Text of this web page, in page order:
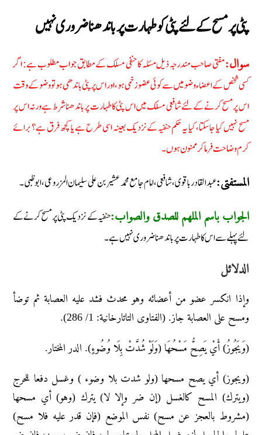
پٹی پر مسح کے لئے پٹی کو طہارت پر باندھنا ضروری نہیں
سوال:مفتی صاحب مندرجہ ذیل مسئلہ کا حنفی مسلک کے مطابق جواب مطلوب ہے: اگر
کسی شخص کے اعضاء وضو میں سے کوئی عضو زخمی ہو، اور اس پر پٹی باندھی ہو تو وضو کے وقت
اس پر مسح کرنے کے لئے شافعی مسلک میں اس پٹی کا طہارت پر باندھنا شرط ہے ورنہ اس پر
مسح نہیں کیا جاسکتا، کیا یہ حکم حنفیہ کے نزدیک بعینہ اسی طرح ہے یا کچھ فرق ہے؟ برائے
کرم وضاحت فرماکر ممنون ہوں۔
المستفتی:عبد القادر باقوی، شافعی، امام جامع محمد عشیر بن علی سلیمان المزروعی، ابو ظبى۔
الجواب باسم الملھم للصدق والصواب:حنفیہ کے نزدیک پٹی پر مسح کرنے کے
لئے پہلے سے اس کا طہارت پر باندھنا ضروری نہیں ہے۔
الدلائل
وإذا انكسر عضو من أعضائه وهو محدث فشد عليه العصابة ثم توضأ
ومسح على العصابة جاز. (الفتاوى التاتارخانية: 1/ 286).
(وَيَجُوزُ) أَيْ يَصِحُّ مَسْحُهَا (وَلَوْ شُدَّتْ بِلَا وُضُوءٍ). الدر المختار.
(ويجوز) أي يصح مسحها (ولو شدت بلا وضوء ) وغسل دفعا للحرج
(ويترك) المسح كالغسل (إن ضر وإلا لا) يترك (وهو) أي مسحها
(مشروط بالعجز عن مسح) نفس الموضع (فإن قدر عليه فلا مسح)